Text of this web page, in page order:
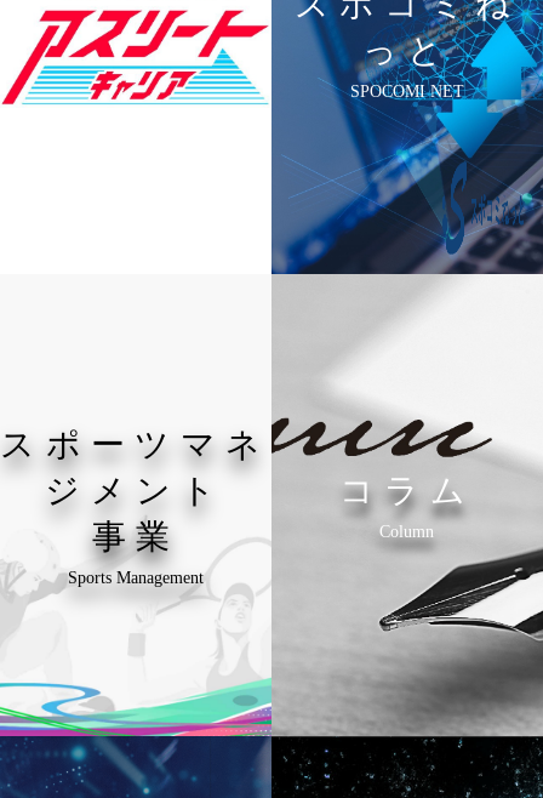
っと
SPOCOMI NET
スポーツマネ
ジメント
事業
Sports Management
コラム
Column